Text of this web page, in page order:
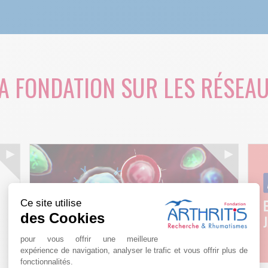
Ce site utilise
des Cookies
pour vous offrir une meilleure
expérience de navigation, analyser le trafic et vous offrir plus de
fonctionnalités.
FONDATION SUR LES